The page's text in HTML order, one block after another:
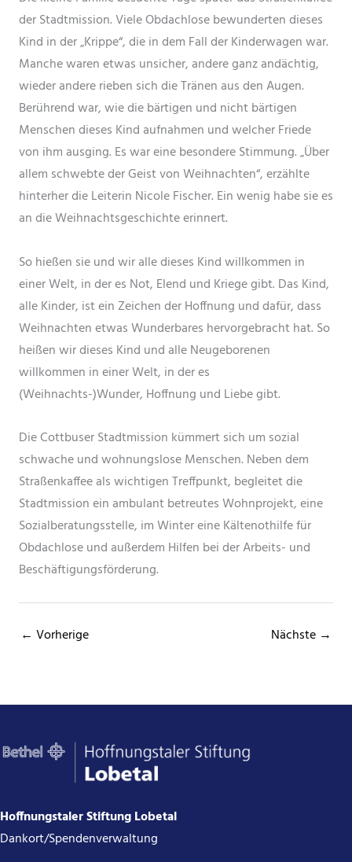
der Stadtmission. Viele Obdachlose bewunderten dieses
Kind in der „Krippe“, die in dem Fall der Kinderwagen war.
Manche waren etwas unsicher, andere ganz andächtig,
wieder andere rieben sich die Tränen aus den Augen.
Berührend war, wie die bärtigen und nicht bärtigen
Menschen dieses Kind aufnahmen und welcher Friede
von ihm ausging. Es war eine besondere Stimmung. „Über
allem schwebte der Geist von Weihnachten“, erzählte
hinterher die Leiterin Nicole Fischer. Ein wenig habe sie es
an die Weihnachtsgeschichte erinnert.
So hießen sie und wir alle dieses Kind willkommen in
einer Welt, in der es Not, Elend und Kriege gibt. Das Kind,
alle Kinder, ist ein Zeichen der Hoffnung und dafür, dass
Weihnachten etwas Wunderbares hervorgebracht hat. So
heißen wir dieses Kind und alle Neugeborenen
willkommen in einer Welt, in der es
(Weihnachts-)Wunder, Hoffnung und Liebe gibt.
Die Cottbuser Stadtmission kümmert sich um sozial
schwache und wohnungslose Menschen. Neben dem
Straßenkaffee als wichtigen Treffpunkt, begleitet die
Stadtmission ein ambulant betreutes Wohnprojekt, eine
Sozialberatungsstelle, im Winter eine Kältenothilfe für
Obdachlose und außerdem Hilfen bei der Arbeits- und
Beschäftigungsförderung.
← Vorherige Nächste →
Hoffnungstaler Stiftung Lobetal
Dankort/Spendenverwaltung